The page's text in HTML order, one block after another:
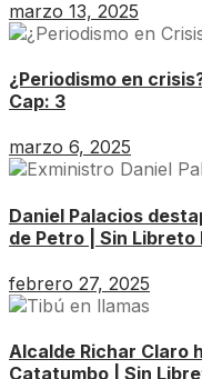
marzo 13, 2025
¿Periodismo en
Cap: 3
marzo 6, 2025
Daniel Palacios
de Petro | Sin Libreto
febrero 27, 2025
Alcalde Richar Claro
Catatumbo | Sin